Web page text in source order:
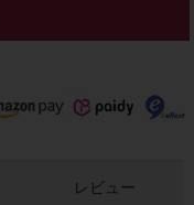
レビュー